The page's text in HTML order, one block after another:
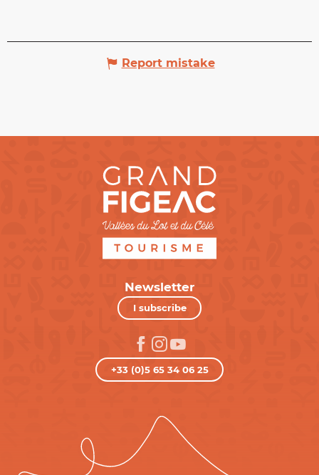
Report mistake
Newsletter
I subscribe
+33 (0)5 65 34 06 25